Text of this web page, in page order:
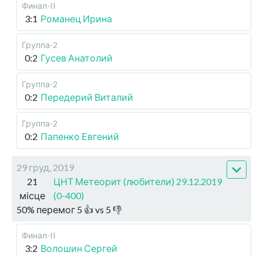
Финал-II
3:1 Романец Ирина
Группа-2
0:2 Гусев Анатолий
Группа-2
0:2 Передерий Виталий
Группа-2
0:2 Папенко Евгений
29 груд, 2019
21
місце
ЦНТ Метеорит (любители) 29.12.2019
(0-400)
50% перемог 5 👍 vs 5 👎
Финал-II
3:2 Волошин Сергей